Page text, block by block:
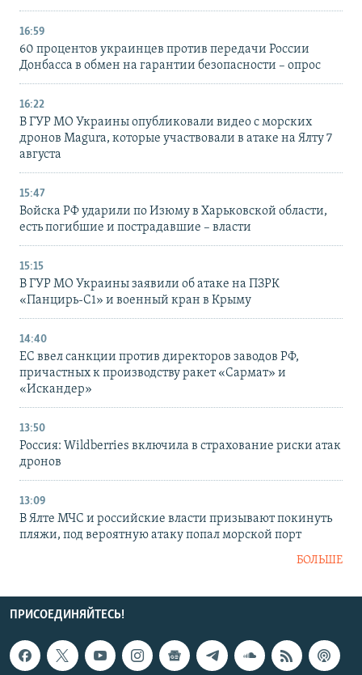
16:59
60 процентов украинцев против передачи России
Донбасса в обмен на гарантии безопасности – опрос
16:22
В ГУР МО Украины опубликовали видео с морских
дронов Magura, которые участвовали в атаке на Ялту 7
августа
15:47
Войска РФ ударили по Изюму в Харьковской области,
есть погибшие и пострадавшие – власти
15:15
В ГУР МО Украины заявили об атаке на ПЗРК
«Панцирь-С1» и военный кран в Крыму
14:40
ЕС ввел санкции против директоров заводов РФ,
причастных к производству ракет «Сармат» и
«Искандер»
13:50
Россия: Wildberries включила в страхование риски атак
дронов
13:09
В Ялте МЧС и российские власти призывают покинуть
пляжи, под вероятную атаку попал морской порт
БОЛЬШЕ
ПРИСОЕДИНЯЙТЕСЬ!